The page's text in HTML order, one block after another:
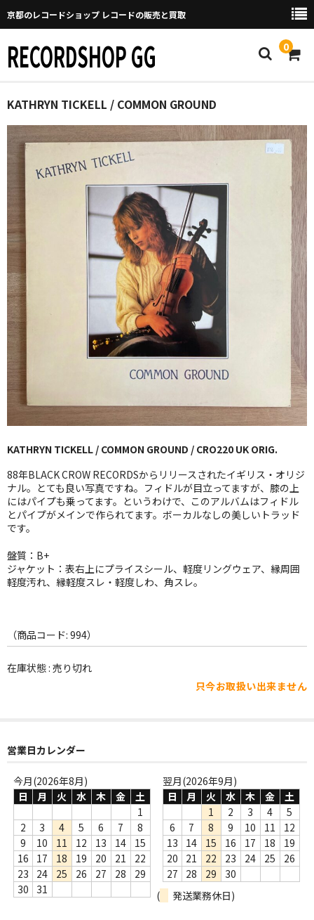
京都のレコードショップ レコードの販売と買取
RECORDSHOP GG 0
Home
マイページ
GGについて
取り置きなどについて
Categories
GG RECORD （当店のレーベル）
BLUE NOTE
JAZZ-EU
JAZZ-JP
JAZZ-VOCAL
ROCK
WORLD
その他
Webのみ no.1
Webのみ no.2
Webのみ no.4
売り切れ
Help
KATHRYN TICKELL / COMMON GROUND
KATHRYN TICKELL / COMMON GROUND / CRO220 UK ORIG.
88年BLACK CROW RECORDSからリリースされたイギリス・オリジ
ナル。とても良い写真ですね。フィドルが目立ってますが、膝の上
にはパイプも乗ってます。というわけで、このアルバムはフィドル
とパイプがメインで作られてます。ボーカルなしの美しいトラッド
です。
盤質：B+
ジャケット：表右上にプライスシール、軽度リングウェア、縁周囲
軽度汚れ、縁軽度スレ・軽度しわ、角スレ。
（商品コード: 994）
在庫状態 : 売り切れ
只今お取扱い出来ません
営業日カレンダー
今月(2026年8月)
日
月 火 水 木 金
土
1
2
3 4 5 6 7
8
9
10 11 12 13 14
15
16
17 18 19 20 21
22
23
24 25 26 27 28
29
30
31
翌月(2026年9月)
日
月 火 水 木 金
土
1
2 3 4
5
6
7 8 9 10 11
12
13
14 15 16 17 18
19
20
21 22 23 24 25
26
27
28 29
30
(
発送業務休日)